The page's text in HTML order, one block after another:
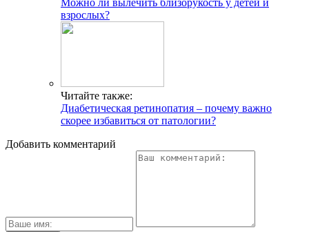
Можно ли вылечить близорукость у детей и
взрослых?
Читайте также:
Диабетическая ретинопатия – почему важно
скорее избавиться от патологии?
Добавить комментарий